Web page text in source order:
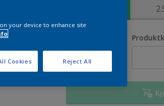
your device to enhance site
Reject All
Cookies